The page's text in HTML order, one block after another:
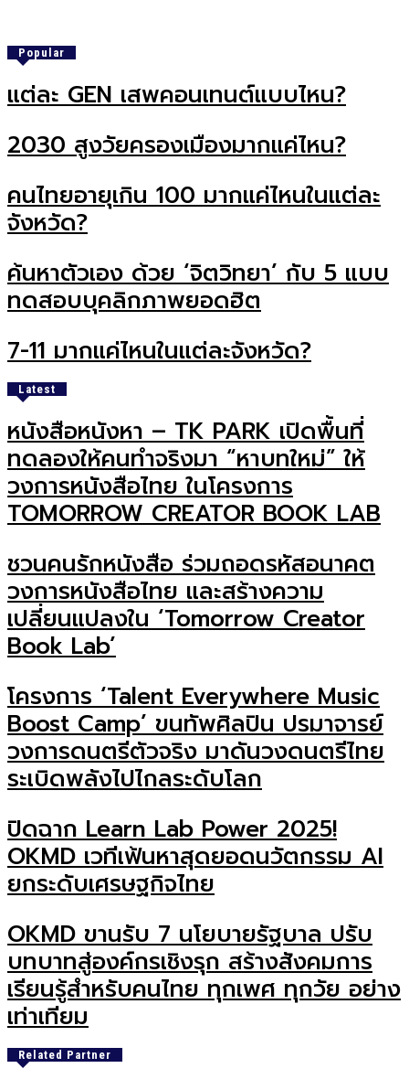
Popular
แต่ละ GEN เสพคอนเทนต์แบบไหน?
2030 สูงวัยครองเมืองมากแค่ไหน?
คนไทยอายุเกิน 100 มากแค่ไหนในแต่ละ
จังหวัด?
ค้นหาตัวเอง ด้วย ‘จิตวิทยา’ กับ 5 แบบ
ทดสอบบุคลิกภาพยอดฮิต
7-11 มากแค่ไหนในแต่ละจังหวัด?
Latest
หนังสือหนังหา – TK PARK เปิดพื้นที่
ทดลองให้คนทำจริงมา “หาบทใหม่” ให้
วงการหนังสือไทย ในโครงการ
TOMORROW CREATOR BOOK LAB
ชวนคนรักหนังสือ ร่วมถอดรหัสอนาคต
วงการหนังสือไทย และสร้างความ
เปลี่ยนแปลงใน ‘Tomorrow Creator
Book Lab’
โครงการ ‘Talent Everywhere Music
Boost Camp’ ขนทัพศิลปิน ปรมาจารย์
วงการดนตรีตัวจริง มาดันวงดนตรีไทย
ระเบิดพลังไปไกลระดับโลก
ปิดฉาก Learn Lab Power 2025!
OKMD เวทีเฟ้นหาสุดยอดนวัตกรรม AI
ยกระดับเศรษฐกิจไทย
OKMD ขานรับ 7 นโยบายรัฐบาล ปรับ
บทบาทสู่องค์กรเชิงรุก สร้างสังคมการ
เรียนรู้สำหรับคนไทย ทุกเพศ ทุกวัย อย่าง
เท่าเทียม
Related Partner